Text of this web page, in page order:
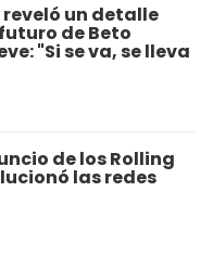
un detalle
de Beto
"Si se va, se lleva
de los Rolling
las redes